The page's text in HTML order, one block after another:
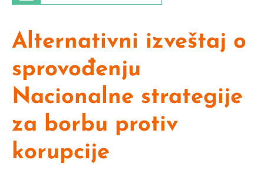
Alternativni izveštaj o
sprovođenju
Nacionalne strategije
za borbu protiv
korupcije